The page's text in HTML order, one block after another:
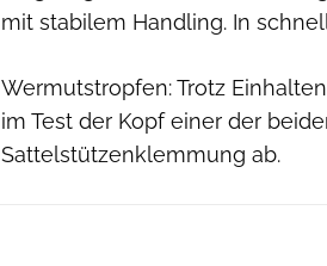
mit stabilem Handling. In
Wermutstropfen: Trotz
im Test der Kopf einer der
Sattelstützenklemmung ab.